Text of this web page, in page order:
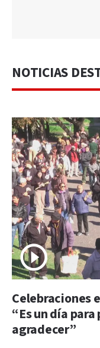
NOTICIAS
Celebraciones
“Es un día
agradecer”